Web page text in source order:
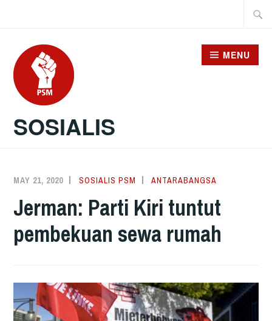
content
SOSIALIS
MENU
MAY 21, 2020 SOSIALIS PSM ANTARABANGSA
Jerman: Parti Kiri tuntut
pembekuan sewa rumah